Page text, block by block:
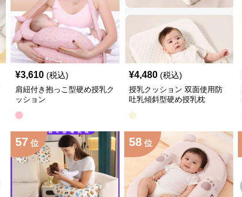
¥3,610 (税込)
肩紐付き抱っこ型硬め授乳ク
ッション
¥4,480 (税込)
授乳クッション 双面使用防
吐乳傾斜型硬め授乳枕
57 位 58 位